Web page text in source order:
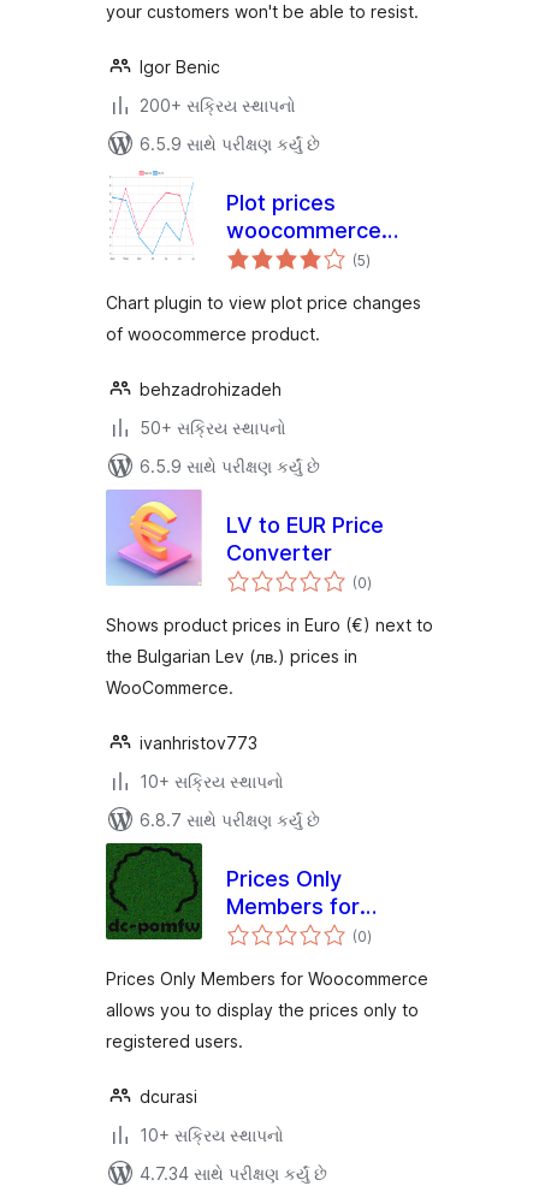
your customers won't be able to resist.
Igor Benic
200+ સક્રિય સ્થાપનો
6.5.9 સાથે પરીક્ષણ કર્યું છે
Plot prices
woocommerce
product (product
(5કુલ
રેટિંગ્સ
)
Chart plugin to view plot price changes
of woocommerce product.
behzadrohizadeh
50+ સક્રિય સ્થાપનો
6.5.9 સાથે પરીક્ષણ કર્યું છે
LV to EUR Price
Converter
(0કુલ
રેટિંગ્સ
)
Shows product prices in Euro (€) next to
the Bulgarian Lev (лв.) prices in
WooCommerce.
ivanhristov773
10+ સક્રિય સ્થાપનો
6.8.7 સાથે પરીક્ષણ કર્યું છે
Prices Only
Members for
Woocommerce
(0કુલ
રેટિંગ્સ
)
Prices Only Members for Woocommerce
allows you to display the prices only to
registered users.
dcurasi
10+ સક્રિય સ્થાપનો
4.7.34 સાથે પરીક્ષણ કર્યું છે